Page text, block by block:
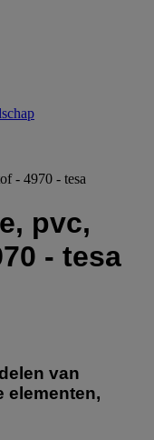
- 4970 - tesa
pvc,
- tesa
van
elementen,